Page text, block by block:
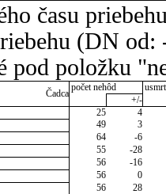
času
(DN
pod položku
Čadca
počet nehôd
+/-
25
4
49
3
64
-6
55
-28
56
-16
56
0
56 28